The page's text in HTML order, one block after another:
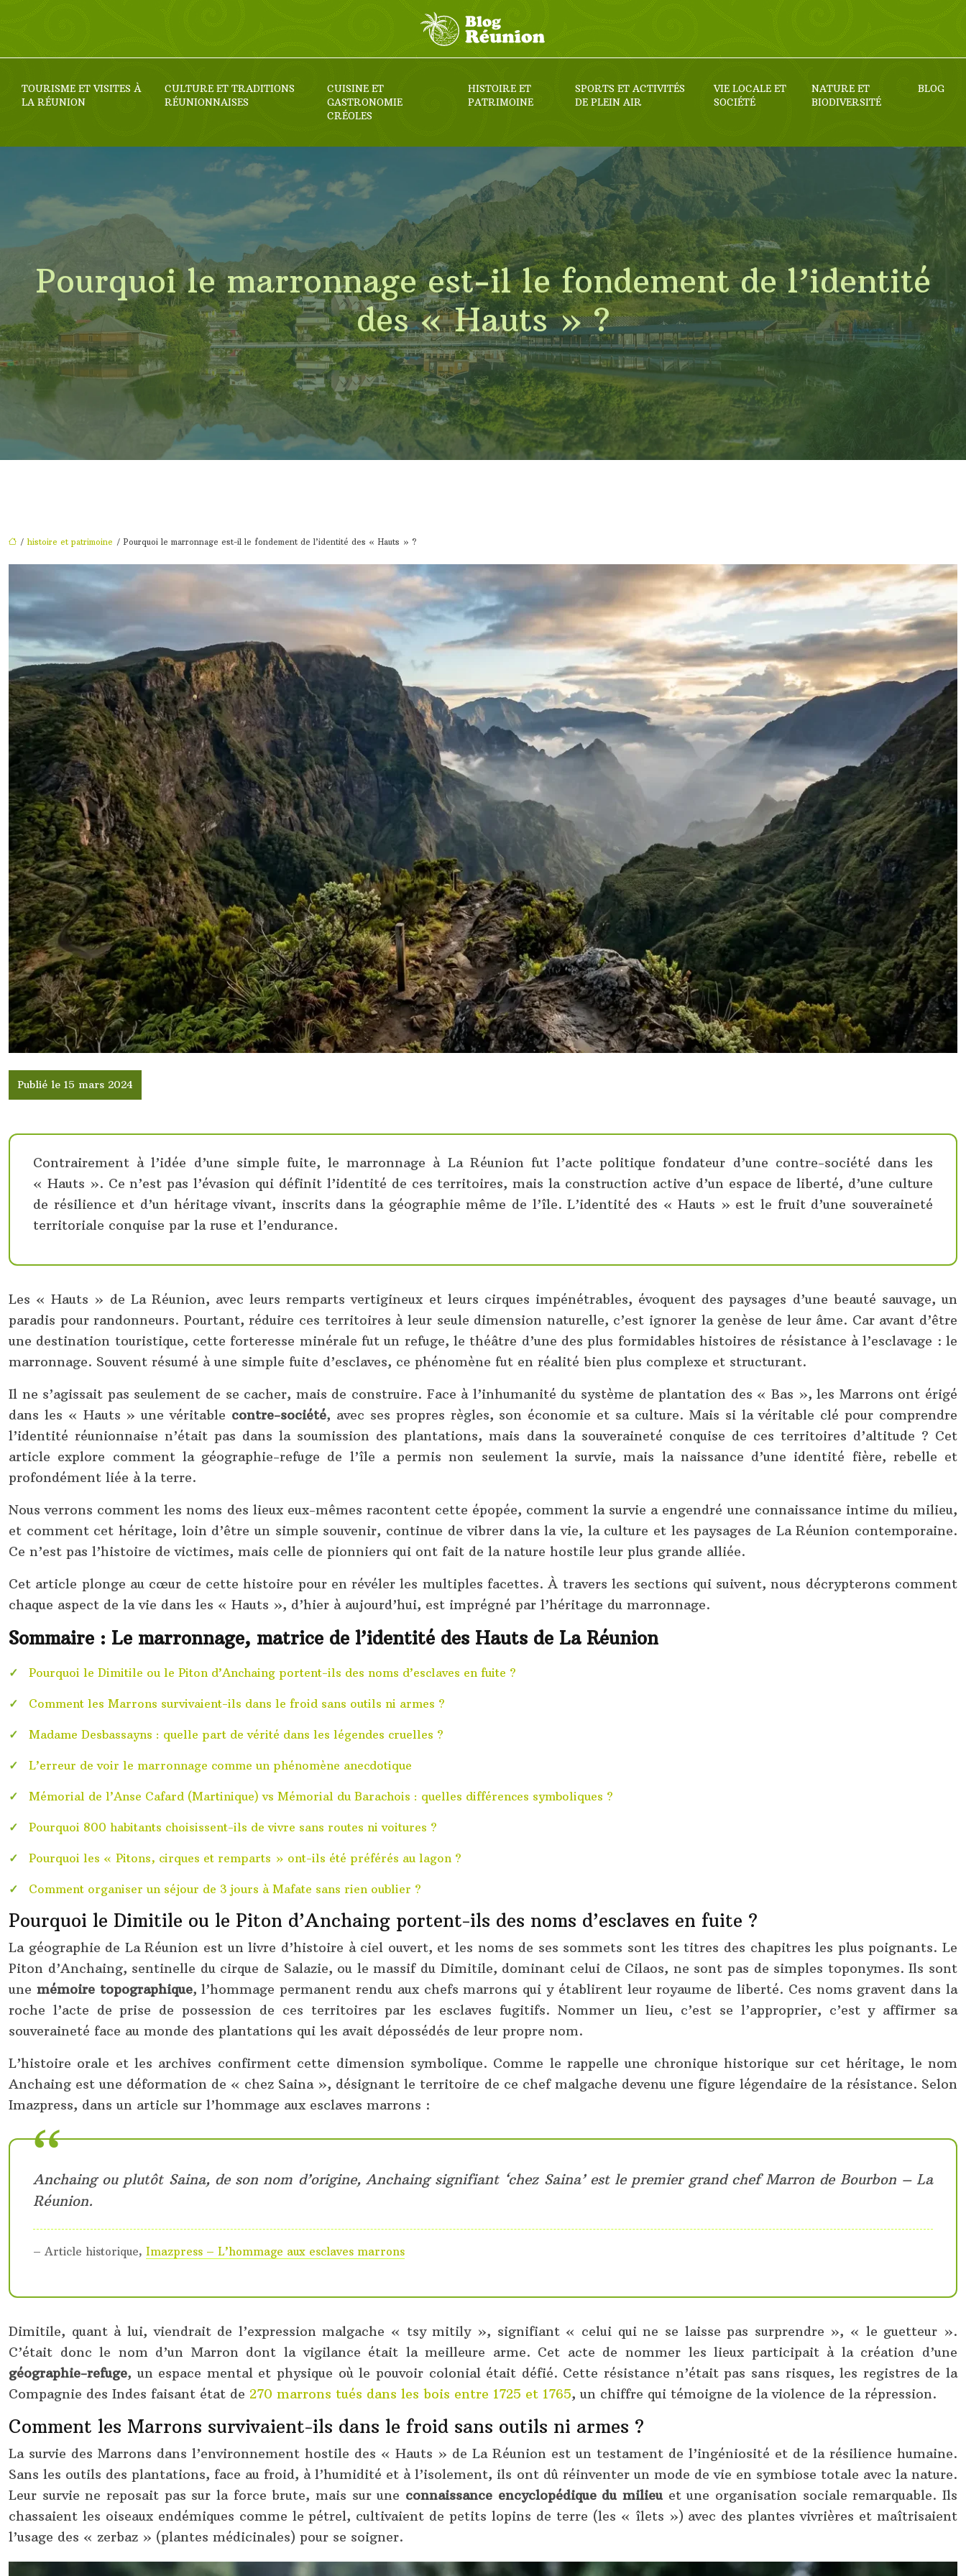
TOURISME ET VISITES À
LA RÉUNION
CULTURE ET TRADITIONS
RÉUNIONNAISES
CUISINE ET
GASTRONOMIE
CRÉOLES
HISTOIRE ET
PATRIMOINE
SPORTS ET ACTIVITÉS
DE PLEIN AIR
VIE LOCALE ET
SOCIÉTÉ
NATURE ET
BIODIVERSITÉ
BLOG
Pourquoi le marronnage est-il le fondement de l’identité
des « Hauts » ?
/ histoire et patrimoine / Pourquoi le marronnage est-il le fondement de l’identité des « Hauts » ?
Publié le 15 mars 2024
Contrairement à l’idée d’une simple fuite, le marronnage à La Réunion fut l’acte politique fondateur d’une contre-société dans les
« Hauts ». Ce n’est pas l’évasion qui définit l’identité de ces territoires, mais la construction active d’un espace de liberté, d’une culture
de résilience et d’un héritage vivant, inscrits dans la géographie même de l’île. L’identité des « Hauts » est le fruit d’une souveraineté
territoriale conquise par la ruse et l’endurance.
Les « Hauts » de La Réunion, avec leurs remparts vertigineux et leurs cirques impénétrables, évoquent des paysages d’une beauté sauvage, un
paradis pour randonneurs. Pourtant, réduire ces territoires à leur seule dimension naturelle, c’est ignorer la genèse de leur âme. Car avant d’être
une destination touristique, cette forteresse minérale fut un refuge, le théâtre d’une des plus formidables histoires de résistance à l’esclavage : le
marronnage. Souvent résumé à une simple fuite d’esclaves, ce phénomène fut en réalité bien plus complexe et structurant.
Il ne s’agissait pas seulement de se cacher, mais de construire. Face à l’inhumanité du système de plantation des « Bas », les Marrons ont érigé
dans les « Hauts » une véritable contre-société, avec ses propres règles, son économie et sa culture. Mais si la véritable clé pour comprendre
l’identité réunionnaise n’était pas dans la soumission des plantations, mais dans la souveraineté conquise de ces territoires d’altitude ? Cet
article explore comment la géographie-refuge de l’île a permis non seulement la survie, mais la naissance d’une identité fière, rebelle et
profondément liée à la terre.
Nous verrons comment les noms des lieux eux-mêmes racontent cette épopée, comment la survie a engendré une connaissance intime du milieu,
et comment cet héritage, loin d’être un simple souvenir, continue de vibrer dans la vie, la culture et les paysages de La Réunion contemporaine.
Ce n’est pas l’histoire de victimes, mais celle de pionniers qui ont fait de la nature hostile leur plus grande alliée.
Cet article plonge au cœur de cette histoire pour en révéler les multiples facettes. À travers les sections qui suivent, nous décrypterons comment
chaque aspect de la vie dans les « Hauts », d’hier à aujourd’hui, est imprégné par l’héritage du marronnage.
Sommaire : Le marronnage, matrice de l’identité des Hauts de La Réunion
Pourquoi le Dimitile ou le Piton d’Anchaing portent-ils des noms d’esclaves en fuite ?
Comment les Marrons survivaient-ils dans le froid sans outils ni armes ?
Madame Desbassayns : quelle part de vérité dans les légendes cruelles ?
L’erreur de voir le marronnage comme un phénomène anecdotique
Mémorial de l’Anse Cafard (Martinique) vs Mémorial du Barachois : quelles différences symboliques ?
Pourquoi 800 habitants choisissent-ils de vivre sans routes ni voitures ?
Pourquoi les « Pitons, cirques et remparts » ont-ils été préférés au lagon ?
Comment organiser un séjour de 3 jours à Mafate sans rien oublier ?
Pourquoi le Dimitile ou le Piton d’Anchaing portent-ils des noms d’esclaves en fuite ?
La géographie de La Réunion est un livre d’histoire à ciel ouvert, et les noms de ses sommets sont les titres des chapitres les plus poignants. Le
Piton d’Anchaing, sentinelle du cirque de Salazie, ou le massif du Dimitile, dominant celui de Cilaos, ne sont pas de simples toponymes. Ils sont
une mémoire topographique, l’hommage permanent rendu aux chefs marrons qui y établirent leur royaume de liberté. Ces noms gravent dans la
roche l’acte de prise de possession de ces territoires par les esclaves fugitifs. Nommer un lieu, c’est se l’approprier, c’est y affirmer sa
souveraineté face au monde des plantations qui les avait dépossédés de leur propre nom.
L’histoire orale et les archives confirment cette dimension symbolique. Comme le rappelle une chronique historique sur cet héritage, le nom
Anchaing est une déformation de « chez Saina », désignant le territoire de ce chef malgache devenu une figure légendaire de la résistance. Selon
Imazpress, dans un article sur l’hommage aux esclaves marrons :
Anchaing ou plutôt Saina, de son nom d’origine, Anchaing signifiant ‘chez Saina’ est le premier grand chef Marron de Bourbon – La
Réunion.
– Article historique, Imazpress – L’hommage aux esclaves marrons
Dimitile, quant à lui, viendrait de l’expression malgache « tsy mitily », signifiant « celui qui ne se laisse pas surprendre », « le guetteur ».
C’était donc le nom d’un Marron dont la vigilance était la meilleure arme. Cet acte de nommer les lieux participait à la création d’une
géographie-refuge, un espace mental et physique où le pouvoir colonial était défié. Cette résistance n’était pas sans risques, les registres de la
Compagnie des Indes faisant état de 270 marrons tués dans les bois entre 1725 et 1765, un chiffre qui témoigne de la violence de la répression.
Comment les Marrons survivaient-ils dans le froid sans outils ni armes ?
La survie des Marrons dans l’environnement hostile des « Hauts » de La Réunion est un testament de l’ingéniosité et de la résilience humaine.
Sans les outils des plantations, face au froid, à l’humidité et à l’isolement, ils ont dû réinventer un mode de vie en symbiose totale avec la nature.
Leur survie ne reposait pas sur la force brute, mais sur une connaissance encyclopédique du milieuet une organisation sociale remarquable. Ils
chassaient les oiseaux endémiques comme le pétrel, cultivaient de petits lopins de terre (les « îlets ») avec des plantes vivrières et maîtrisaient
l’usage des « zerbaz » (plantes médicinales) pour se soigner.